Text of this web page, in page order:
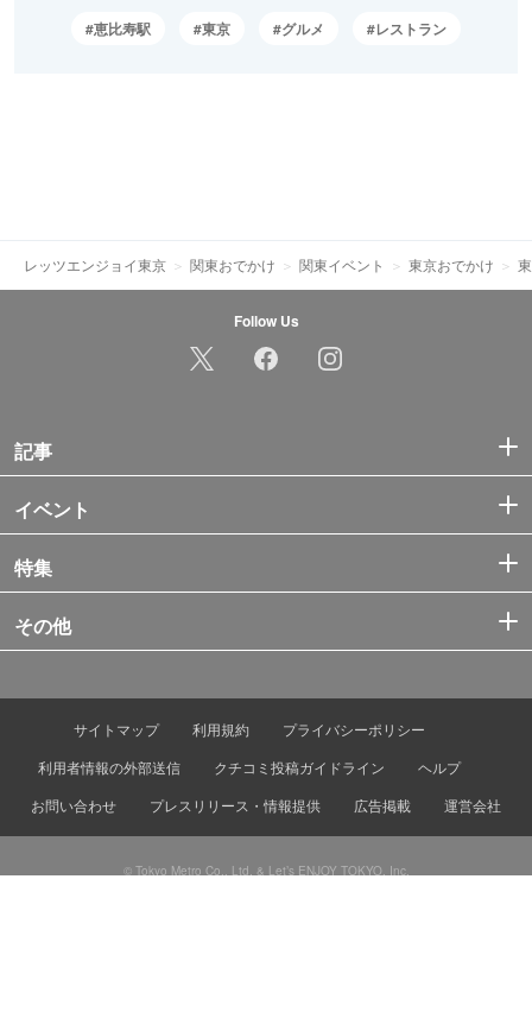
恵比寿駅 東京 グルメ レストラン
レッツエンジョイ東京 関東おでかけ 関東イベント 東京おでかけ
Follow Us
記事
イベント
特集
その他
サイトマップ 利用規約
プライバシーポリシー
利用者情報の外部送信
クチコミ投稿ガイドライン
ヘルプ
お問い合わせ
プレスリリース・情報提供 広告掲載 運営会社
© Tokyo Metro Co., Ltd. & Let’s ENJOY TOKYO, Inc.